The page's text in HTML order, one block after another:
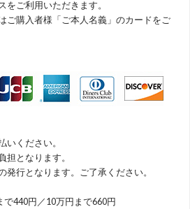
をご利用いただきます。
ご購入者様「ご本人名義」のカードをご
いください。
となります。
行となります。ご了承ください。
440円／10万円まで660円